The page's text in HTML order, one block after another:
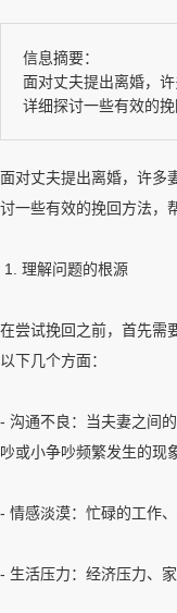
信息摘要：
面对丈夫提出离婚，
详细探讨一些有效的挽
面对丈夫提出离婚，许多
讨一些有效的挽回方法，
1. 理解问题的根源
在尝试挽回之前，首先需
以下几个方面：
- 沟通不良：当夫妻之间
吵或小争吵频繁发生的现
- 情感淡漠：忙碌的工作
- 生活压力：经济压力、